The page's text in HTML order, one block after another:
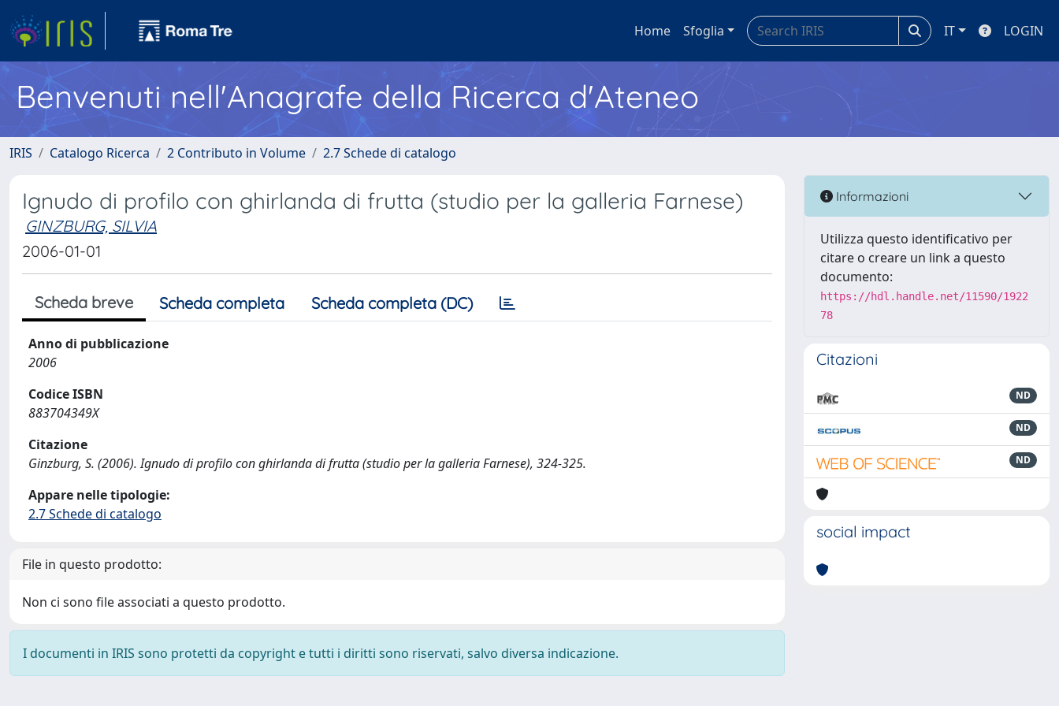
Home Sfoglia IT LOGIN
Benvenuti nell'Anagrafe della Ricerca d'Ateneo
IRIS Catalogo Ricerca 2 Contributo in Volume 2.7 Schede di catalogo
Ignudo di profilo con ghirlanda di frutta (studio per la galleria Farnese)
GINZBURG, SILVIA
2006-01-01
Scheda breve Scheda completa Scheda completa (DC)
Anno di pubblicazione
2006
Codice ISBN
883704349X
Citazione
Ginzburg, S. (2006). Ignudo di profilo con ghirlanda di frutta (studio per la galleria Farnese), 324-325.
Appare nelle tipologie:
2.7 Schede di catalogo
File in questo prodotto:
Non ci sono file associati a questo prodotto.
I documenti in IRIS sono protetti da copyright e tutti i diritti sono riservati, salvo diversa indicazione.
Informazioni
Utilizza questo identificativo per
citare o creare un link a questo
documento:
https://hdl.handle.net/11590/1922
78
Citazioni
ND
ND
ND
social impact